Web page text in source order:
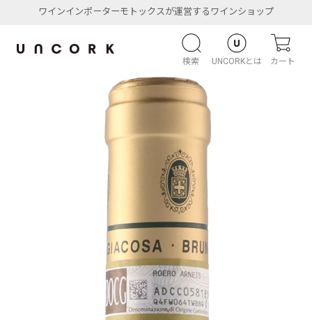
ワインインポーターモトックスが運営するワインショップ
検索 UNCORKとは カート